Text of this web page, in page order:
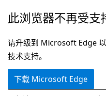
跳
主
要
内
跳
页
内
导
此浏览器不再受支
请升级到 Microsoft Edge
技术支持。
下载 Microsoft Edge